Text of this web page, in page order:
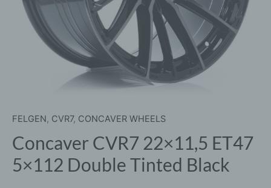
FELGEN, CVR7, CONCAVER WHEELS
Concaver CVR7 22×11,5 ET47
5×112 Double Tinted Black